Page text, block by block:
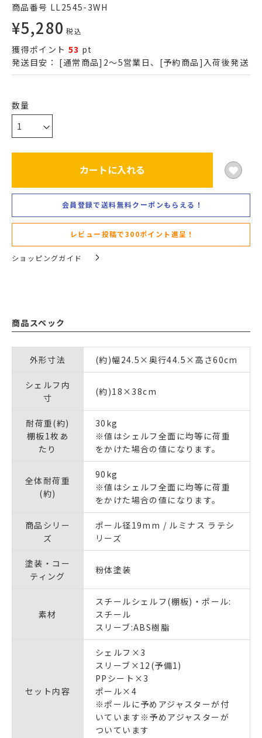
商品番号 LL2545-3WH
¥5,280 税込
獲得ポイント 53 pt
発送目安： [通常商品]2～5営業日、[予約商品]入荷後発送
カートに入れる
会員登録で送料無料クーポンもらえる！
レビュー投稿で300ポイント進呈！
ショッピングガイド
商品スペック
外形寸法 (約)幅24.5×奥行44.5×高さ60cm
シェルフ内
寸
(約)18×38cm
耐荷重(約)
棚板1枚あ
たり
30kg
※値はシェルフ全面に均等に荷重
をかけた場合の値になります。
全体耐荷重
(約)
90kg
※値はシェルフ全面に均等に荷重
をかけた場合の値になります。
商品シリー
ズ
ポール径19mm / ルミナス ラテシ
リーズ
塗装・コー
ティング
粉体塗装
素材
スチールシェルフ(棚板)・ポール:
スチール
スリーブ:ABS樹脂
セット内容
シェルフ×3
スリーブ×12(予備1)
PPシート×3
ポール×4
※ポールに予めアジャスターが付
いています※予めアジャスターが
ついています